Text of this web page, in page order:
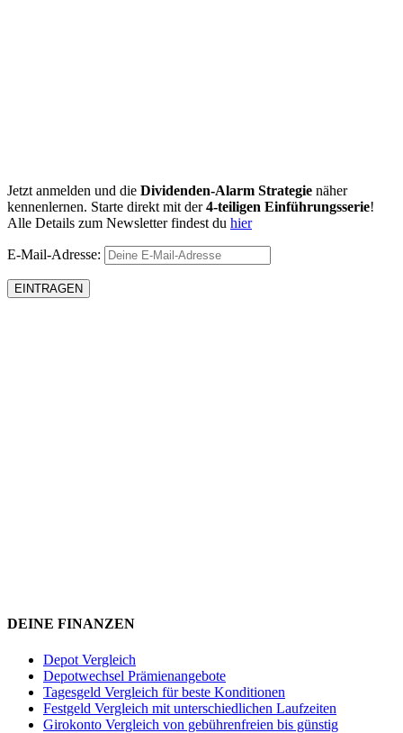
Jetzt anmelden und die Dividenden-Alarm Strategie näher
kennenlernen. Starte direkt mit der4-teiligen Einführungsserie!
Alle Details zum Newsletter findest du hier
E-Mail-Adresse:
DEINE FINANZEN
Depot Vergleich
Depotwechsel Prämienangebote
Tagesgeld Vergleich für beste Konditionen
Festgeld Vergleich mit unterschiedlichen Laufzeiten
Girokonto Vergleich von gebührenfreien bis günstig